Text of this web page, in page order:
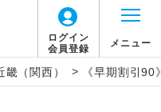
ログイン
会員登録
メニュー
畿（関西） > 《早期割引
説明
るご案内